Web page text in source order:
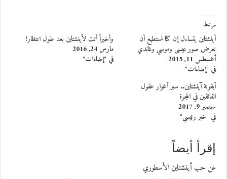
مرتبط
أينشتاين يتساءل إن كنا نستطيع أن
نعرض صور عيسى وموسي وغاندي
أغسطس 11, 2015
في "إضاءات"
وأخيراً أتت لأينشتاين بعد طول انتظار!
مارس 24, 2016
في "إضاءات"
أيقونة آينشتاين.. سبر أغوار عقول
الفائقين في المجرة
سبتمبر 9, 2017
في "خبر رئيسي"
إقرأ أيضاً
عن حب أينشتاين الأسطوري